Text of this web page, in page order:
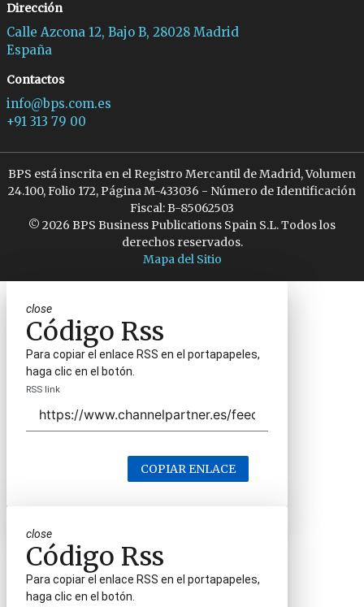
Dirección
Calle Azcona 12, Bajo B, 28028 Madrid
España
Contactos
info@bps.com.es
+91 313 79 00
BPS está inscrita en el Registro Mercantil de Madrid, Volumen
24.100, Folio 172, Página M-433036 - Número de Identificación
Fiscal: B-85062503
© 2026 BPS Business Publications Spain S.L. Todos los
derechos reservados.
Mapa del Sitio
close
Código Rss
Para copiar el enlace RSS en el portapapeles,
haga clic en el botón.
RSS link
COPIAR ENLACE
close
Código Rss
Para copiar el enlace RSS en el portapapeles,
haga clic en el botón.